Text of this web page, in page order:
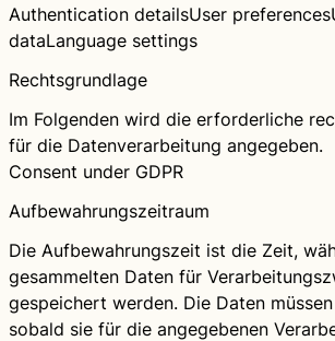
Authentication detailsUser preferences
dataLanguage settings
Rechtsgrundlage
Im Folgenden wird die erforderliche
für die Datenverarbeitung angegeben.
Consent under GDPR
Aufbewahrungszeitraum
Die Aufbewahrungszeit ist die Zeit,
gesammelten Daten für
gespeichert werden. Die Daten
sobald sie für die angegebenen